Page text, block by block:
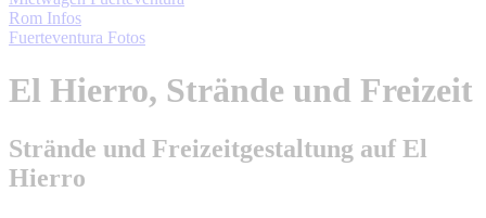
Rom Infos
Fuerteventura Fotos
El Hierro, Strände und Freizeit
Strände und Freizeitgestaltung auf El
Hierro